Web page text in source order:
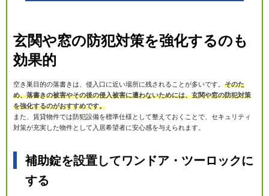
玄関や窓の防犯対策を強化するのも
効果的
空き巣目的の落書きは、侵入口に近い場所に残されることが多いです。 そのた
め、落書きの被害やその後の侵入被害に遭わないためには、玄関や窓の防犯対策
を強化するのがおすすめです。
また、賃貸物件では防犯設備を標準仕様として整えておくことで、セキュリティ
対策が充実した物件として入居希望者に安心感を与えられます。
補助錠を設置してワンドア・ツーロックに
する